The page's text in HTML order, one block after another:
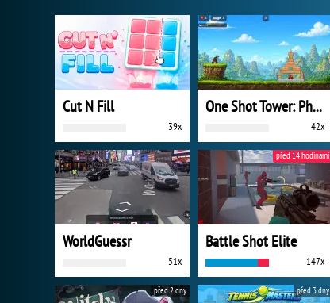
Cut N Fill
39x
One Shot Tower: Physics Destroyer
42x
WorldGuessr
51x
Battle Shot Elite
147x
před 14 hodinami
před 2 dny před 3 dny